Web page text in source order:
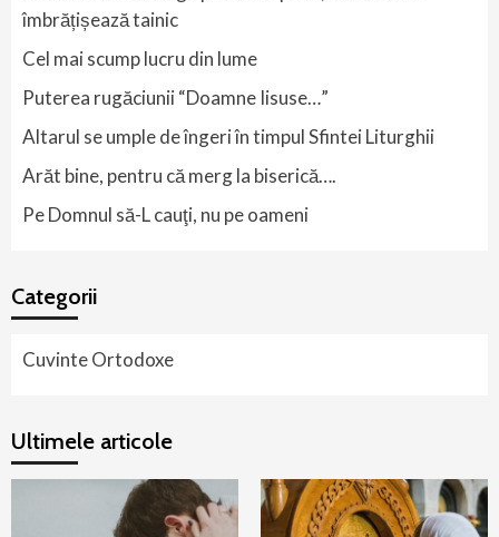
îmbrățișează tainic
Cel mai scump lucru din lume
Puterea rugăciunii “Doamne Iisuse…”
Altarul se umple de îngeri în timpul Sfintei Liturghii
Arăt bine, pentru că merg la biserică….
Pe Domnul să-L cauţi, nu pe oameni
Categorii
Cuvinte Ortodoxe
Ultimele articole